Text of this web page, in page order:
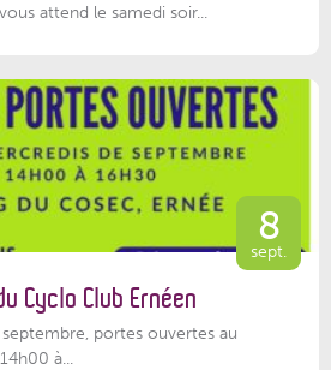
attend le samedi soir...
8
sept.
Cyclo Club Ernéen
portes ouvertes au
à...